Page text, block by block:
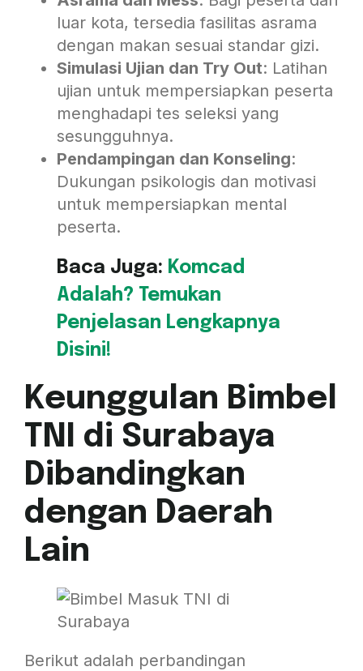
luar kota, tersedia fasilitas asrama
dengan makan sesuai standar gizi.
Simulasi Ujian dan Try Out: Latihan
ujian untuk mempersiapkan peserta
menghadapi tes seleksi yang
sesungguhnya.
Pendampingan dan Konseling:
Dukungan psikologis dan motivasi
untuk mempersiapkan mental
peserta.
Baca Juga: Komcad
Adalah? Temukan
Penjelasan Lengkapnya
Disini!
Keunggulan Bimbel
TNI di Surabaya
Dibandingkan
dengan Daerah
Lain
Berikut adalah perbandingan